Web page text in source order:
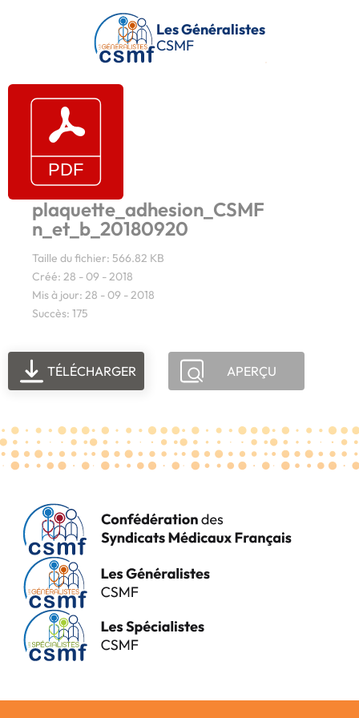
Passer au contenu principal
Les Généralistes
CSMF
plaquette_adhesion_CSMF
n_et_b_20180920
Taille du fichier: 566.82 KB
Créé: 28 - 09 - 2018
Mis à jour: 28 - 09 - 2018
Succès: 175
TÉLÉCHARGER APERÇU